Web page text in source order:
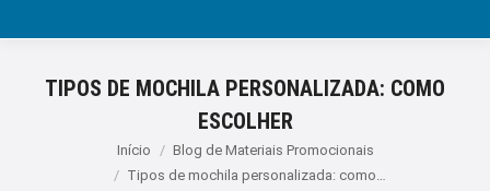
TIPOS DE MOCHILA PERSONALIZADA: COMO
ESCOLHER
Você está aqui:Início
Blog de Materiais Promocionais
Tipos de mochila personalizada: como…